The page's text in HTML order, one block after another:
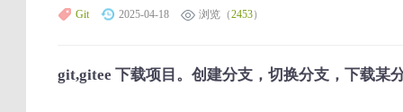
Git 2025-04-18 浏览（2453）
git,gitee 下载项目。创建分支，切换分支，下载某